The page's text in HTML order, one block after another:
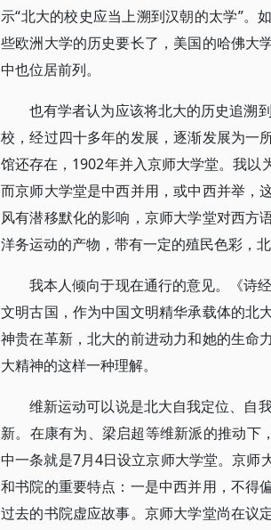
示“北大的校史应当上溯到汉朝的太学”。
些欧洲大学的历史要长了，美国的哈佛大
中也位居前列。
也有学者认为应该将北大的历史追溯
校，经过四十多年的发展，逐渐发展为一
馆还存在，1902年并入京师大学堂。我以
而京师大学堂是中西并用，或中西并举，
风有潜移默化的影响，京师大学堂对西方
洋务运动的产物，带有一定的殖民色彩，
我本人倾向于现在通行的意见。《诗
文明古国，作为中国文明精华承载体的北
神贵在革新，北大的前进动力和她的生命
大精神的这样一种理解。
维新运动可以说是北大自我定位、自
新。在康有为、梁启超等维新派的推动下
中一条就是7月4日设立京师大学堂。京师
和书院的重要特点：一是中西并用，不得
过去的书院虚应故事。京师大学堂尚在议